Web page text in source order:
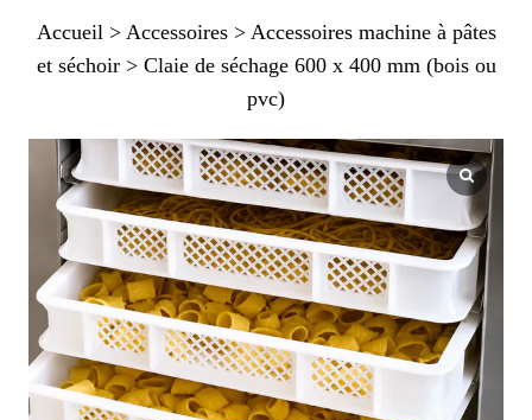
Accueil > Accessoires> Accessoires machine à pâtes
et séchoir> Claie de séchage 600 x 400 mm (bois ou
pvc)